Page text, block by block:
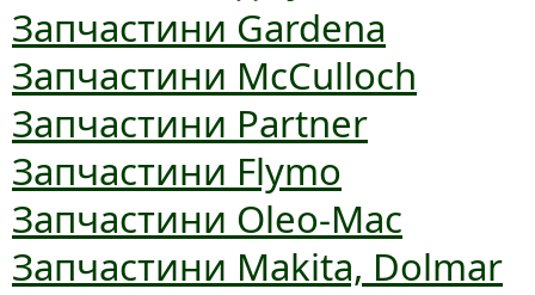
Запчастини Gardena
Запчастини McCulloch
Запчастини Partner
Запчастини Flymo
Запчастини Oleo-Mac
Запчастини Makita, Dolmar